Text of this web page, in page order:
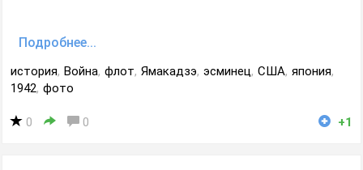
Подробнее...
история, Война, флот, Ямакадзэ, эсминец, США, япония,
1942, фото
0 0 +1